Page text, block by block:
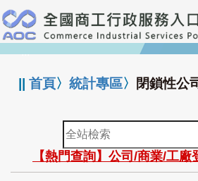
跳
到
主
要
:::
||首頁〉統計專區〉 閉鎖性公
全
站
檢
索
【熱門查詢】公司/商業/工廠